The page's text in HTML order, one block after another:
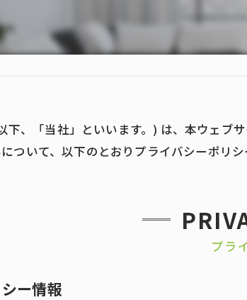
、「当社」といいます。) は、本ウェブ
ついて、以下のとおりプライバシーポリ
プラ
ー情報